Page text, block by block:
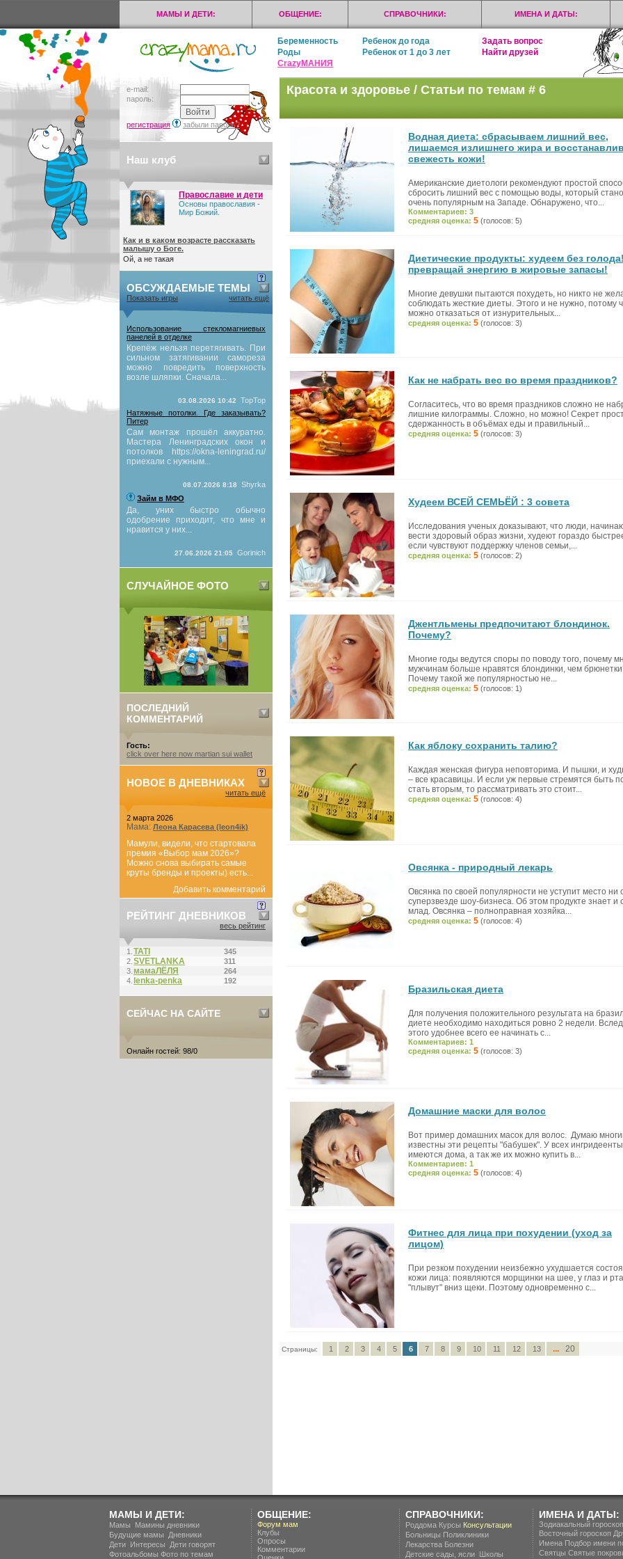
МАМЫ И ДЕТИ: ОБЩЕНИЕ: СПРАВОЧНИКИ: ИМЕНА И ДАТЫ:
Беременность Ребенок до года
Задать вопрос
Роды
Ребенок от 1 до 3 лет
Найти друзей
CrazyМАНИЯ
e-mail:
пароль:
регистрация забыли пароль?
Наш клуб
Православие и дети
Основы православия -
Мир Божий.
Как и в каком возрасте рассказать
малышу о Боге.
Ой, а не такая
ОБСУЖДАЕМЫЕ ТЕМЫ
Показать игры читать ещё
Использование стекломагниевых
панелей в отделке
Крепёж нельзя перетягивать. При
сильном затягивании самореза
можно повредить поверхность
возле шляпки. Сначала...
03.08.2026 10:42
TopTop
Натяжные потолки. Где заказывать?
Питер
Сам монтаж прошёл аккуратно.
Мастера Ленинградских окон и
потолков https://okna-leningrad.ru/
приехали с нужным...
08.07.2026 8:18
Shyrka
Займ в МФО
Да, уних быстро обычно
одобрение приходит, что мне и
нравится у них...
27.06.2026 21:05 Gorinich
СЛУЧАЙНОЕ ФОТО
ПОСЛЕДНИЙ
КОММЕНТАРИЙ
Гость:
click over here now martian sui wallet
НОВОЕ В ДНЕВНИКАХ
читать ещё
2 марта 2026
Мама: Леона Карасева (leon4ik)
Мамули, видели, что стартовала
премия «Выбор мам 2026»?
Можно снова выбирать самые
круты бренды и проекты) есть...
Добавить комментарий
РЕЙТИНГ ДНЕВНИКОВ
весь рейтинг
1. ТАТI
345
2. SVETLANKA
311
3. мамаЛЁЛЯ
264
4. lenka-penka 192
СЕЙЧАС НА САЙТЕ
Онлайн гостей: 98/0
Красота и здоровье / Статьи по темам # 6
Водная диета: сбрасываем лишний вес,
лишаемся излишнего жира и
свежесть кожи!
Американские диетологи рекомендуют простой
сбросить лишний вес с помощью воды, который
очень популярным на Западе. Обнаружено, что...
Комментариев: 3
средняя оценка: 5 (голосов: 5)
Диетические продукты: худеем без
превращай энергию в жировые запасы!
Многие девушки пытаются похудеть, но никто не
соблюдать жесткие диеты. Этого и не нужно, потому
можно отказаться от изнурительных...
средняя оценка: 5 (голосов: 3)
Как не набрать вес во время праздников?
Согласитесь, что во время праздников сложно не
лишние килограммы. Сложно, но можно! Секрет
сдержанность в объёмах еды и правильный...
средняя оценка: 5 (голосов: 3)
Худеем ВСЕЙ СЕМЬЁЙ : 3 совета
Исследования ученых доказывают, что люди,
вести здоровый образ жизни, худеют гораздо
если чувствуют поддержку членов семьи,...
средняя оценка: 5 (голосов: 2)
Джентльмены предпочитают блондинок.
Почему?
Многие годы ведутся споры по поводу того, почему
мужчинам больше нравятся блондинки, чем
Почему такой же популярностью не...
средняя оценка: 5 (голосов: 1)
Как яблоку сохранить талию?
Каждая женская фигура неповторима. И пышки, и
– все красавицы. И если уж первые стремятся быть
стать вторым, то рассматривать это стоит...
средняя оценка: 5 (голосов: 4)
Овсянка - природный лекарь
Овсянка по своей популярности не уступит место ни
суперзвезде шоу-бизнеса. Об этом продукте знает и
млад. Овсянка – полноправная хозяйка...
средняя оценка: 5 (голосов: 4)
Бразильская диета
Для получения положительного результата на
диете необходимо находиться ровно 2 недели.
этого удобнее всего ее начинать с...
Комментариев: 1
средняя оценка: 5 (голосов: 3)
Домашние маски для волос
Вот пример домашних масок для волос. Думаю
известны эти рецепты "бабушек". У всех ингридеенты
имеются дома, а так же их можно купить в...
Комментариев: 1
средняя оценка: 5 (голосов: 4)
Фитнес для лица при похудении (уход за
лицом)
При резком похудении неизбежно ухудшается
кожи лица: появляются морщинки на шее, у глаз и
"плывут" вниз щеки. Поэтому одновременно с...
Страницы: 1 2 3 4 5 6 7 8 9 10 11 12 13 ... 20
МАМЫ И ДЕТИ:
Мамы
Мамины дневники
Будущие мамы
Дневники
Дети Интересы
Дети говорят
Фотоальбомы Фото по темам
ОБЩЕНИЕ:
Форум мам
Клубы
Опросы
Комментарии
СПРАВОЧНИКИ:
Роддома Курсы Консультации
Больницы Поликлиники
Лекарства Болезни
Детские сады, ясли Школы
ИМЕНА И ДАТЫ:
Зодиакальный гороскоп
Восточный гороскоп
Имена Подбор имени
Святцы Святые